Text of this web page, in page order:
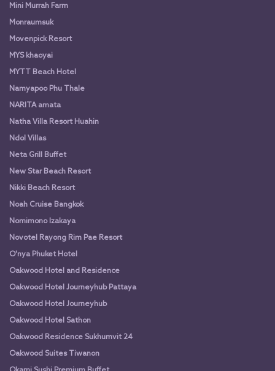
Mini Murrah Farm
Monraumsuk
Movenpick Resort
MYS khaoyai
MYTT Beach Hotel
Namyapoo Phu Thale
NARITA amata
Natha Villa Resort Huahin
Ndol Villas
Neta Grill Buffet
New Star Beach Resort
Nikki Beach Resort
Noah Cruise Bangkok
Nomimono Izakaya
Novotel Rayong Rim Pae Resort
O'nya Phuket Hotel
Oakwood Hotel and Residence
Oakwood Hotel Journeyhub Pattaya
Oakwood Hotel Journeyhub
Oakwood Hotel Sathon
Oakwood Residence Sukhumvit 24
Oakwood Suites Tiwanon